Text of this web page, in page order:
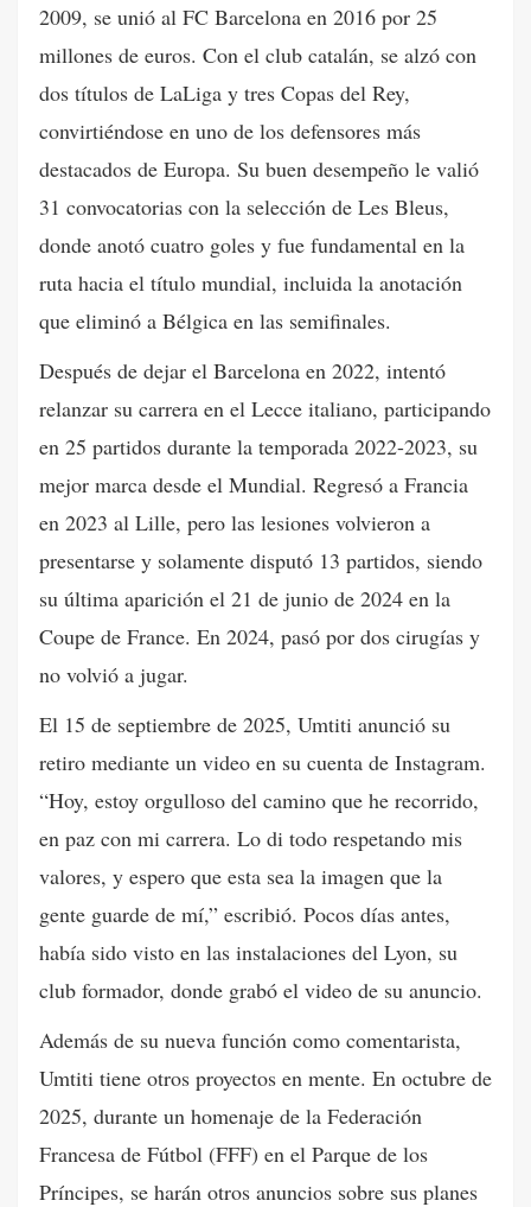
2009, se unió al FC Barcelona en 2016 por 25
millones de euros. Con el club catalán, se alzó con
dos títulos de LaLiga y tres Copas del Rey,
convirtiéndose en uno de los defensores más
destacados de Europa. Su buen desempeño le valió
31 convocatorias con la selección de Les Bleus,
donde anotó cuatro goles y fue fundamental en la
ruta hacia el título mundial, incluida la anotación
que eliminó a Bélgica en las semifinales.
Después de dejar el Barcelona en 2022, intentó
relanzar su carrera en el Lecce italiano, participando
en 25 partidos durante la temporada 2022-2023, su
mejor marca desde el Mundial. Regresó a Francia
en 2023 al Lille, pero las lesiones volvieron a
presentarse y solamente disputó 13 partidos, siendo
su última aparición el 21 de junio de 2024 en la
Coupe de France. En 2024, pasó por dos cirugías y
no volvió a jugar.
El 15 de septiembre de 2025, Umtiti anunció su
retiro mediante un video en su cuenta de Instagram.
“Hoy, estoy orgulloso del camino que he recorrido,
en paz con mi carrera. Lo di todo respetando mis
valores, y espero que esta sea la imagen que la
gente guarde de mí,” escribió. Pocos días antes,
había sido visto en las instalaciones del Lyon, su
club formador, donde grabó el video de su anuncio.
Además de su nueva función como comentarista,
Umtiti tiene otros proyectos en mente. En octubre de
2025, durante un homenaje de la Federación
Francesa de Fútbol (FFF) en el Parque de los
Príncipes, se harán otros anuncios sobre sus planes